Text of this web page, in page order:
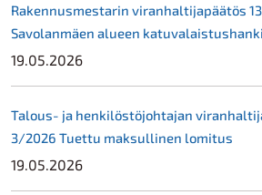
Rakennusmestarin viranhaltijapäätös
Savolanmäen alueen
19.05.2026
Talous- ja henkilöstöjohtajan
3/2026 Tuettu maksullinen lomitus
19.05.2026